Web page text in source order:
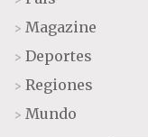
> Magazine
> Deportes
> Regiones
> Mundo